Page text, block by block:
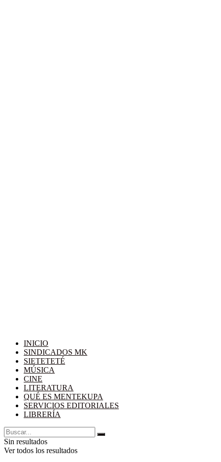
INICIO
SINDICADOS MK
SIETETETÉ
MÚSICA
CINE
LITERATURA
QUÉ ES MENTEKUPA
SERVICIOS EDITORIALES
LIBRERÍA
Sin resultados
Ver todos los resultados